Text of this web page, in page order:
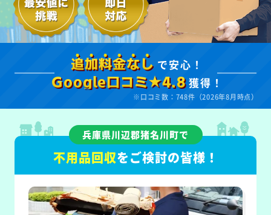
追加料金なし で安心！
Google口コミ★4.8 獲得！
※口コミ数：748件（2026年8月時点）
兵庫県川辺郡猪名川町で
不用品回収をご検討の皆様！